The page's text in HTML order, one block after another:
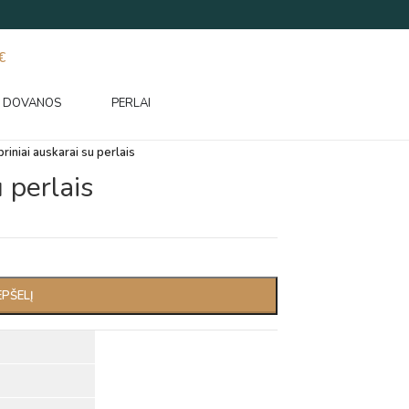
DOVANOS PERLAI
auskarai su perlais
perlais